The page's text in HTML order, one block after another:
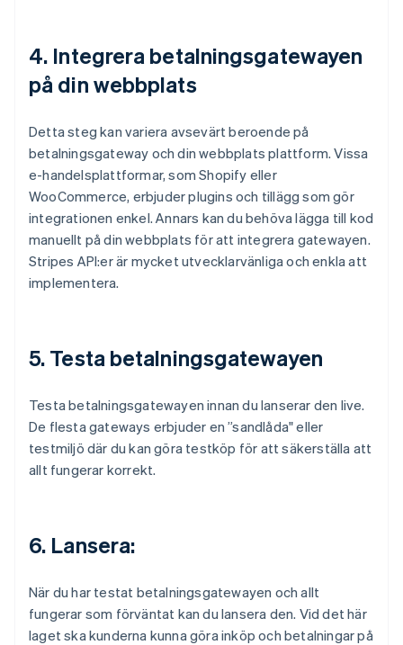
4. Integrera betalningsgatewayen
på din webbplats
Detta steg kan variera avsevärt beroende på
betalningsgateway och din webbplats plattform. Vissa
e-handelsplattformar, som Shopify eller
WooCommerce, erbjuder plugins och tillägg som gör
integrationen enkel. Annars kan du behöva lägga till kod
manuellt på din webbplats för att integrera gatewayen.
Stripes API:er är mycket utvecklarvänliga och enkla att
implementera.
5. Testa betalningsgatewayen
Testa betalningsgatewayen innan du lanserar den live.
De flesta gateways erbjuder en ”sandlåda" eller
testmiljö där du kan göra testköp för att säkerställa att
allt fungerar korrekt.
6. Lansera:
När du har testat betalningsgatewayen och allt
fungerar som förväntat kan du lansera den. Vid det här
laget ska kunderna kunna göra inköp och betalningar på